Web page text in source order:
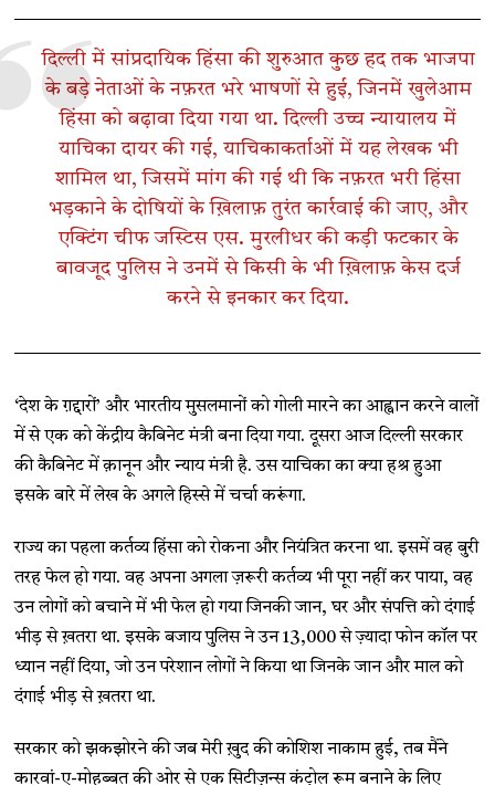
दिल्ली में सांप्रदायिक हिंसा की शुरुआत कुछ हद तक भाजपा
के बड़े नेताओं के नफ़रत भरे भाषणों से हुई, जिनमें खुलेआम
हिंसा को बढ़ावा दिया गया था. दिल्ली उच्च न्यायालय में
याचिका दायर की गई, याचिकाकर्ताओं में यह लेखक भी
शामिल था, जिसमें मांग की गई थी कि नफ़रत भरी हिंसा
भड़काने के दोषियों के ख़िलाफ़ तुरंत कार्रवाई की जाए, और
एक्टिंग चीफ जस्टिस एस. मुरलीधर की कड़ी फटकार के
बावजूद पुलिस ने उनमें से किसी के भी ख़िलाफ़ केस दर्ज
करने से इनकार कर दिया.
‘देश के ग़द्दारों’ और भारतीय मुसलमानों को गोली मारने का आह्वान करने वालों
में से एक को केंद्रीय कैबिनेट मंत्री बना दिया गया. दूसरा आज दिल्ली सरकार
की कैबिनेट में क़ानून और न्याय मंत्री है. उस याचिका का क्या हश्र हुआ
इसके बारे में लेख के अगले हिस्से में चर्चा करूंगा.
राज्य का पहला कर्तव्य हिंसा को रोकना और नियंत्रित करना था. इसमें वह बुरी
तरह फेल हो गया. वह अपना अगला ज़रूरी कर्तव्य भी पूरा नहीं कर पाया, वह
उन लोगों को बचाने में भी फेल हो गया जिनकी जान, घर और संपत्ति को दंगाई
भीड़ से ख़तरा था. इसके बजाय पुलिस ने उन 13,000 से ज़्यादा फोन कॉल पर
ध्यान नहीं दिया, जो उन परेशान लोगों ने किया था जिनके जान और माल को
दंगाई भीड़ से ख़तरा था.
सरकार को झकझोरने की जब मेरी ख़ुद की कोशिश नाकाम हुई, तब मैंने
कारवां-ए-मोहब्बत की ओर से एक सिटीज़न्स कंट्रोल रूम बनाने के लिए